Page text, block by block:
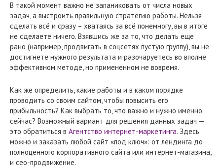
В такой момент важно не запаниковать от числа новых
задач, а выстроить правильную стратегию работы. Нельзя
сделать всё и сразу – хватаясь за всё понемногу, вы в итоге
не сделаете ничего. Взявшись же за то, что делать еще
рано (например, продвигать в соцсетях пустую группу), вы не
достигнете нужного результата и разочаруетесь во вполне
эффективном методе, но примененном не вовремя.
Как же определить, какие работы и в каком порядке
проводить со своим сайтом, чтобы повысить его
прибыльность? Как выбрать то, что важно и нужно именно
сейчас? Возможный вариант для решения данных задач —
это обратиться в Агентство интернет-маркетинга. Здесь
можно и заказать любой сайт «под ключ»: от лендинга до
полноценного корпоративного сайта или интернет-магазина,
и сео-продвижение.